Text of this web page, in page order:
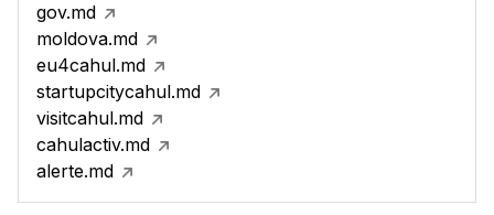
gov.md
moldova.md
eu4cahul.md
startupcitycahul.md
visitcahul.md
cahulactiv.md
alerte.md